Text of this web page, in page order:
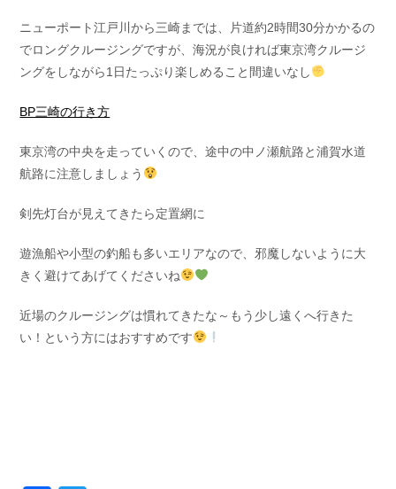
ニューポート江戸川から三崎までは、片道約2時間30分かかるの
でロングクルージングですが、海況が良ければ東京湾クルージ
ングをしながら1日たっぷり楽しめること間違いなし
BP三崎の行き方
東京湾の中央を走っていくので、途中の中ノ瀬航路と浦賀水道
航路に注意しましょう
剣先灯台が見えてきたら定置網に
遊漁船や小型の釣船も多いエリアなので、邪魔しないように大
きく避けてあげてくださいね
近場のクルージングは慣れてきたな～もう少し遠くへ行きた
い！という方にはおすすめです